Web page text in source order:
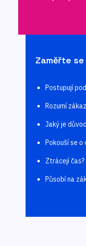
Zaměřte
Postupují
Rozumí
Jaký je
Pokouší se
Ztrácejí čas?
Působí na